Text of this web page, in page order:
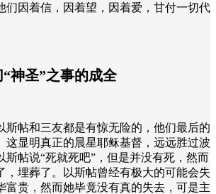
因着信，因着望，因着爱，甘付一切代
神圣”之事的成全
斯帖和三友都是有惊无险的，他们最后的
这显明真正的晨星耶稣基督，远远胜过波
斯帖说“死就死吧”，但是并没有死，然而
，埋葬了。以斯帖曾经有极大的可能会失
富贵，然而她毕竟没有真的失去，可是主